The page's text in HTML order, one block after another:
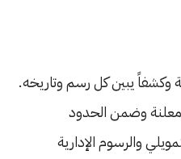
وكشفاً يبين كل رسم وتاريخه.
وضمن الحدود
والرسوم الإدارية